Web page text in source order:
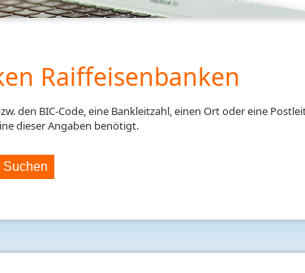
Raiffeisenbanken
den BIC-Code, eine Bankleitzahl, einen Ort oder eine
dieser Angaben benötigt.
Suchen